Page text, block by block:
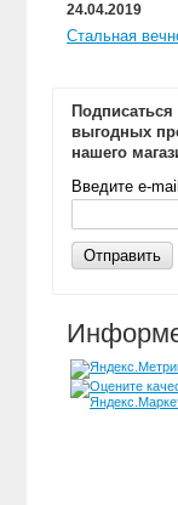
24.04.2019
Стальная
выгодных
нашего
Введите e-mail
Отправить